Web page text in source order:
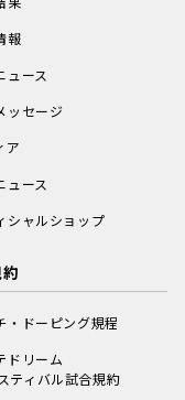
報
ュース
ッセージ
ア
ュース
シャルショップ
・ドーピング規程
ドリーム
ティバル試合規約